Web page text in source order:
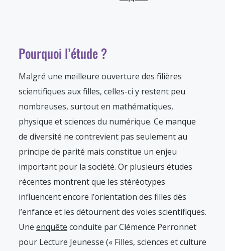
Pourquoi l’étude ?
Malgré une meilleure ouverture des filières
scientifiques aux filles, celles-ci y restent peu
nombreuses, surtout en mathématiques,
physique et sciences du numérique. Ce manque
de diversité ne contrevient pas seulement au
principe de parité mais constitue un enjeu
important pour la société. Or plusieurs études
récentes montrent que les stéréotypes
influencent encore l’orientation des filles dès
l’enfance et les détournent des voies scientifiques.
Une enquête conduite par Clémence Perronnet
pour Lecture Jeunesse (« Filles, sciences et culture